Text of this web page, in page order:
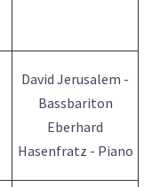
David Jerusalem -
Bassbariton
Eberhard
Hasenfratz - Piano